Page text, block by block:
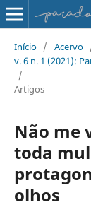
Início / Acervo
v. 6 n. 1 (2021):
/
Artigos
Não me
toda
olhos